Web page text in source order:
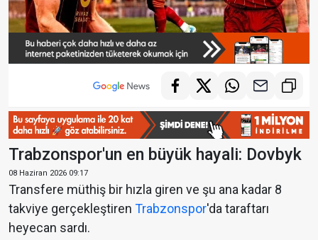
Trabzonspor'un en büyük hayali: Dovbyk
08 Haziran 2026 09:17
Transfere müthiş bir hızla giren ve şu ana kadar 8
takviye gerçekleştiren Trabzonspor'da taraftarı
heyecan sardı.